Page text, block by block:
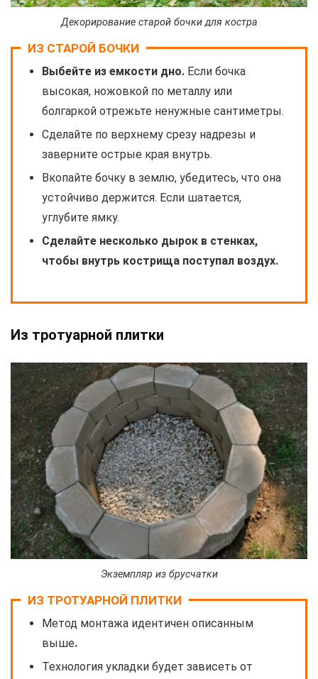
Декорирование старой бочки для костра
ИЗ СТАРОЙ БОЧКИ
Выбейте из емкости дно. Если бочка
высокая, ножовкой по металлу или
болгаркой отрежьте ненужные сантиметры.
Сделайте по верхнему срезу надрезы и
заверните острые края внутрь.
Вкопайте бочку в землю, убедитесь, что она
устойчиво держится. Если шатается,
углубите ямку.
Сделайте несколько дырок в стенках,
чтобы внутрь кострища поступал воздух.
Из тротуарной плитки
Экземпляр из брусчатки
ИЗ ТРОТУАРНОЙ ПЛИТКИ
Метод монтажа идентичен описанным
выше.
Технология укладки будет зависеть от